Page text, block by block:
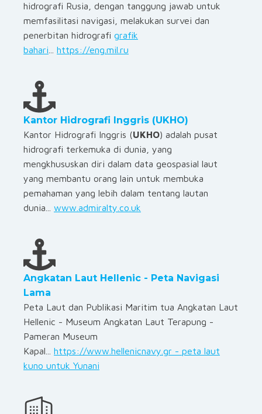
hidrografi Rusia, dengan tanggung jawab untuk
memfasilitasi navigasi, melakukan survei dan
penerbitan hidrografi grafik
bahari
https://eng.mil.ru
Kantor Hidrografi Inggris (UKHO)
Kantor Hidrografi Inggris (UKHO) adalah pusat
hidrografi terkemuka di dunia, yang
mengkhususkan diri dalam data geospasial laut
yang membantu orang lain untuk membuka
pemahaman yang lebih dalam tentang lautan
dunia... www.admiralty.co.uk
Angkatan Laut Hellenic - Peta Navigasi
Lama
Peta Laut dan Publikasi Maritim tua Angkatan Laut
Hellenic - Museum Angkatan Laut Terapung -
Pameran Museum
Kapal... https://www.hellenicnavy.gr - peta laut
kuno untuk Yunani